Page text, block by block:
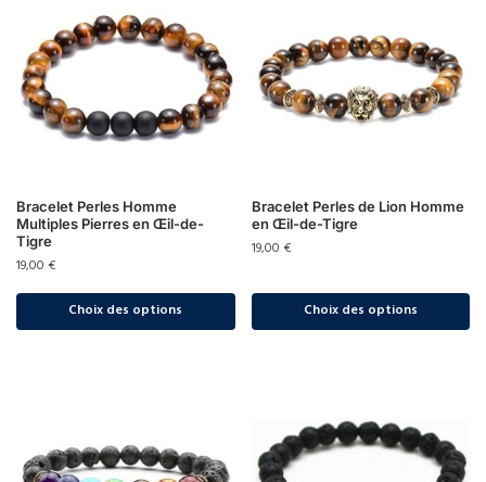
Bracelet Perles Homme
Multiples Pierres en Œil-de-
Tigre
19,00 €
Choix des options
Bracelet Perles de Lion Homme
en Œil-de-Tigre
19,00 €
Choix des options